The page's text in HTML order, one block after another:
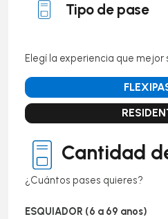
Tipo de pase
Elegí la experiencia que
Cantidad
¿Cuántos pases quieres?
ESQUIADOR (6 a 69 anos)